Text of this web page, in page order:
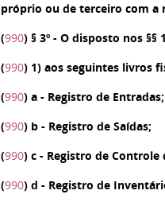
próprio ou de terceiro com a
(990) § 3º- O disposto nos §§
(990) 1) aos seguintes livros
(990) a -Registro de Entradas;
(990) b- Registro de Saídas;
(990) c- Registro de Controle
(990) d - Registro de